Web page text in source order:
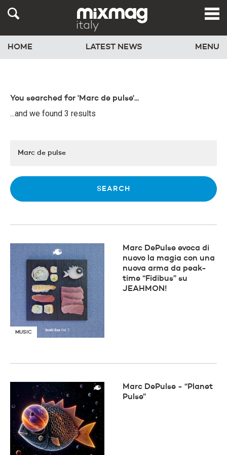
HOME LATEST NEWS MENU
You searched for 'Marc de pulse'...
...and we found 3 results
MUSIC
Marc DePulse evoca di
nuovo la magia con una
nuova arma da peak-
time “Fidibus” su
JEAHMON!
Marc DePulse - “Planet
Pulse”